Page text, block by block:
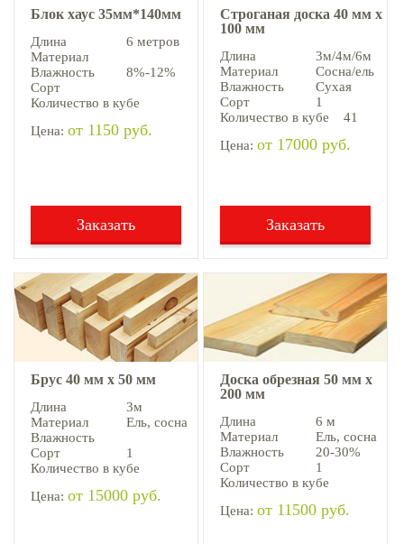
Блок хаус 35мм*140мм
Длина
6 метров
Материал
Влажность
8%-12%
Сорт
Количество в кубе
Цена: от 1150 руб.
Заказать
Строганая доска 40 мм х
100 мм
Длина
3м/4м/6м
Материал
Сосна/ель
Влажность
Сухая
Сорт
1
Количество в кубе
41
Цена: от 17000 руб.
Заказать
Брус 40 мм х 50 мм
Длина
3м
Материал
Ель, cосна
Влажность
Сорт
1
Количество в кубе
Цена: от 15000 руб.
Доска обрезная 50 мм х
200 мм
Длина
6 м
Материал
Ель, cосна
Влажность
20-30%
Сорт
1
Количество в кубе
Цена: от 11500 руб.